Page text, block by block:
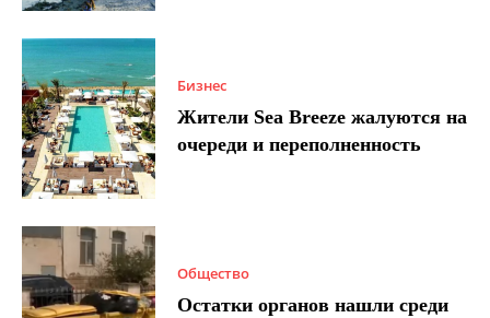
Бизнес
Жители Sea Breeze жалуются на
очереди и переполненность
Общество
Остатки органов нашли среди